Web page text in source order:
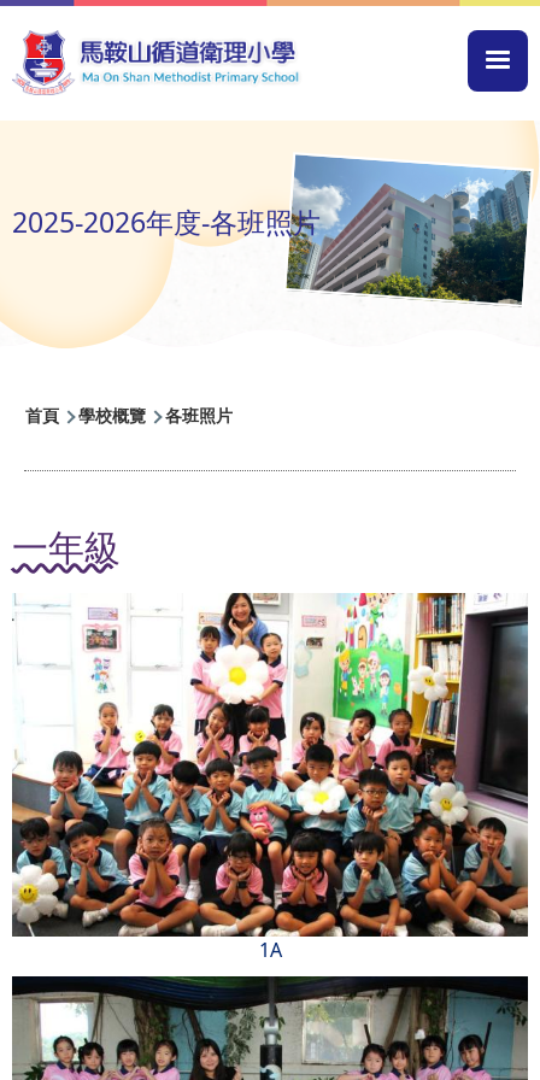
移至主內容
2025-2026年度-各班照片
導
連
首頁 學校概覽 各班照片
一年級
1A